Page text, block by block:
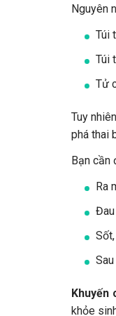
Nguyên
Túi
Túi
Tử
Tuy
phá thai
Bạn cần
Ra
Khuyến
khỏe